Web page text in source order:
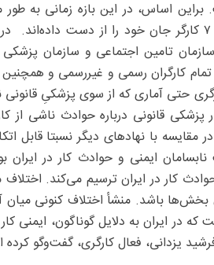
۴۵‌کارگر و هر روز بین ۶ تا ۷ کارگر جان خود را
تامین اجتماعی و سازمان
کارگران رسمی و غیررسمی و همچنین
حتی آماری که از سوی پزشکیِ
پزشکی قانونی درباره‌ حوادث ناشی از
مقایسه با نهادهای دیگر نسبتا قابل‌
ایمنی و حوادث کار در
کار در ایران ترسیم می‌کند. اختلاف
بخش‌ها باشد. منشأ اختلاف کنونی
که در ایران به دلایل گوناگون، ایمنی
یزدانی، فعال کارگری، گفت‌وگو